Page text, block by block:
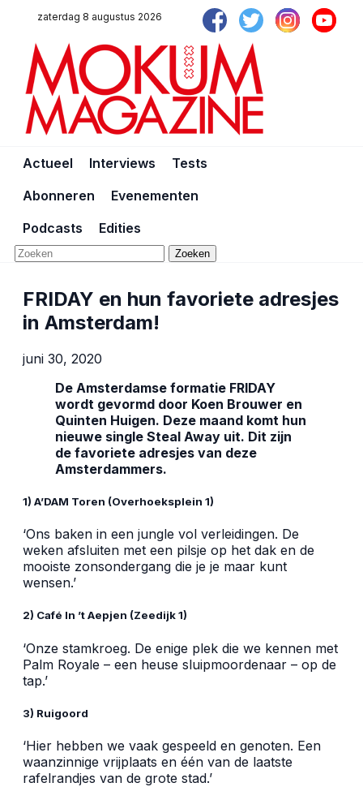
zaterdag 8 augustus 2026
Actueel Interviews
Tests
Abonneren
Evenementen
Podcasts
Edities
Zoeken
FRIDAY en hun favoriete adresjes
in Amsterdam!
juni 30, 2020
De Amsterdamse formatie FRIDAY
wordt gevormd door Koen Brouwer en
Quinten Huigen. Deze maand komt hun
nieuwe single Steal Away uit. Dit zijn
de favoriete adresjes van deze
Amsterdammers.
1) A’DAM Toren (Overhoeksplein 1)
‘Ons baken in een jungle vol verleidingen. De
weken afsluiten met een pilsje op het dak en de
mooiste zonsondergang die je je maar kunt
wensen.’
2) Café In ’t Aepjen (Zeedijk 1)
‘Onze stamkroeg. De enige plek die we kennen met
Palm Royale – een heuse sluipmoordenaar – op de
tap.’
3) Ruigoord
‘Hier hebben we vaak gespeeld en genoten. Een
waanzinnige vrijplaats en één van de laatste
rafelrandjes van de grote stad.’